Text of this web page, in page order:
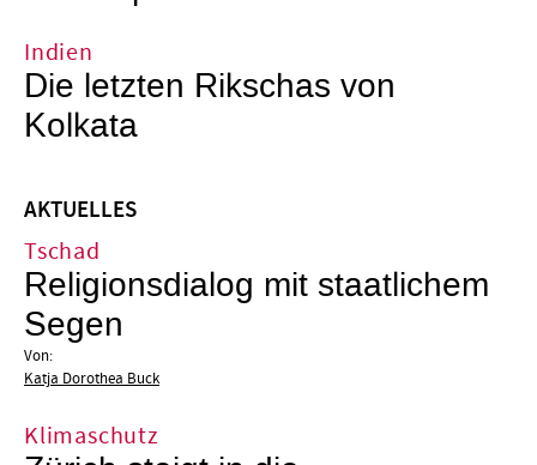
Indien
Die letzten Rikschas von
Kolkata
AKTUELLES
Tschad
Religionsdialog mit staatlichem
Segen
Von:
Katja Dorothea Buck
Klimaschutz